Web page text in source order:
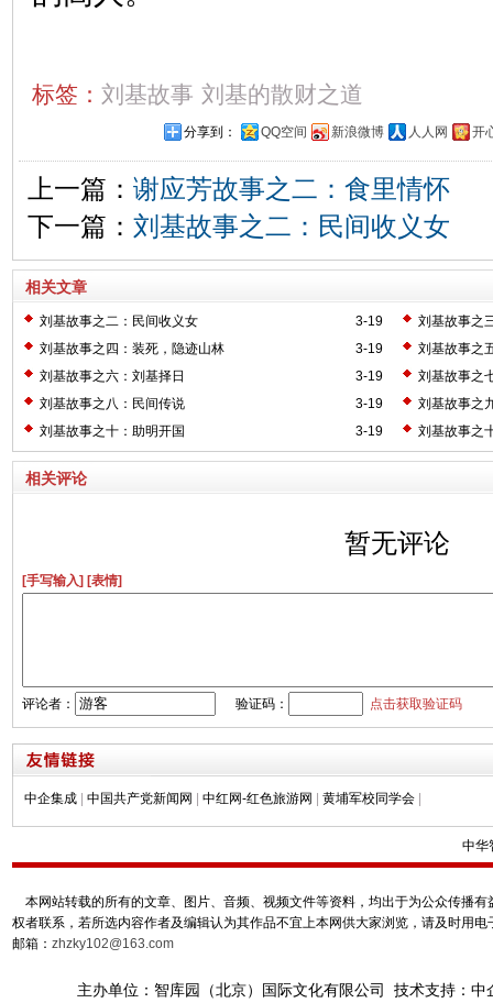
标签： 刘基故事 刘基的散财之道
分享到： QQ空间 新浪微博 人人网 开
上一篇： 谢应芳故事之二：食里情怀
下一篇： 刘基故事之二：民间收义女
相关文章
3-19
刘基故事之二：民间收义女
刘基故事之
3-19
刘基故事之四：装死，隐迹山林
刘基故事之
3-19
刘基故事之六：刘基择日
刘基故事之
3-19
刘基故事之八：民间传说
刘基故事之
3-19
刘基故事之十：助明开国 刘基故事之
相关评论
暂无评论
[手写输入] [表情]
评论者： 验证码： 点击获取验证码
中企集成 | 中国共产党新闻网 | 中红网-红色旅游网 | 黄埔军校同学会 |
中华
本网站转载的所有的文章、图片、音频、视频文件等资料，均出于为公众传播
权者联系，若所选内容作者及编辑认为其作品不宜上本网供大家浏览，请及时用
邮箱： zhzky102@163.com
主办单位：智库园（北京）国际文化有限公司 技术支持：